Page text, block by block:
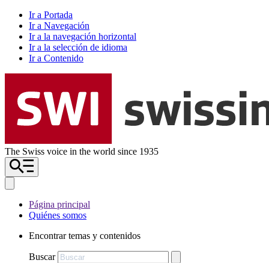
Ir a Portada
Ir a Navegación
Ir a la navegación horizontal
Ir a la selección de idioma
Ir a Contenido
The Swiss voice in the world since 1935
Página principal
Quiénes somos
Encontrar temas y contenidos
Buscar